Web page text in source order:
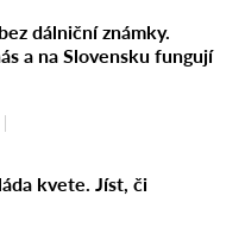
dálniční známky.
a na Slovensku fungují
kvete. Jíst, či